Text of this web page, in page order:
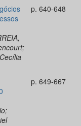
p. 640-648
p. 649-667